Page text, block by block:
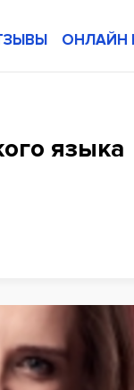
ОНЛАЙН
языка